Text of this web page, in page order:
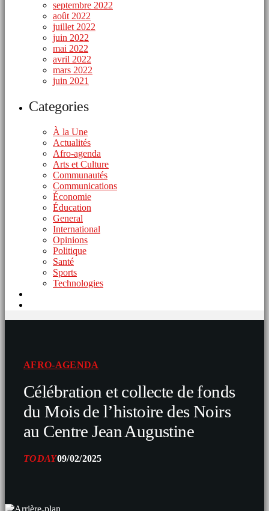
septembre 2022
août 2022
juillet 2022
juin 2022
mai 2022
avril 2022
mars 2022
juin 2021
Categories
À la Une
Actualités
Afro-agenda
Arts et Culture
Communautés
Communications
Économie
Éducation
General
International
Opinions
Politique
Santé
Sports
Technologies
AFRO-AGENDA
Célébration et collecte de fonds
du Mois de l’histoire des Noirs
au Centre Jean Augustine
TODAY09/02/2025